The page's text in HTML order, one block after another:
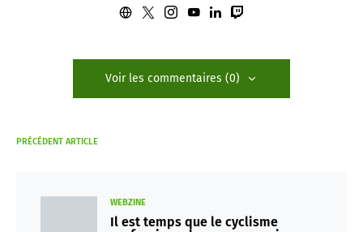
Voir les commentaires (0)
PRÉCÉDENT ARTICLE
WEBZINE
Il est temps que le cyclisme